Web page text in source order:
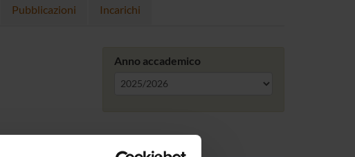
Pubblicazioni Incarichi
Anno accademico